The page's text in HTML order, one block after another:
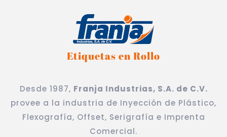
Etiquetas en Rollo
Desde 1987, Franja Industrias, S.A. de C.V.
provee a la industria de Inyección de Plástico,
Flexografía, Offset, Serigrafía e Imprenta
Comercial.